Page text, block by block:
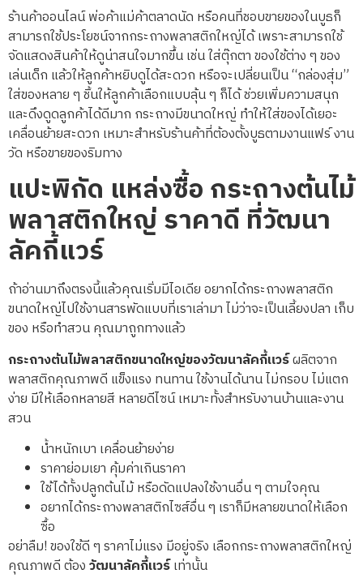
ร้านค้าออนไลน์ พ่อค้าแม่ค้าตลาดนัด หรือคนที่ชอบขายของในบูธก็
สามารถใช้ประโยชน์จากกระถางพลาสติกใหญ่ได้ เพราะสามารถใช้
จัดแสดงสินค้าให้ดูน่าสนใจมากขึ้น เช่น ใส่ตุ๊กตา ของใช้ต่าง ๆ ของ
เล่นเด็ก แล้วให้ลูกค้าหยิบดูได้สะดวก หรือจะเปลี่ยนเป็น “กล่องสุ่ม”
ใส่ของหลาย ๆ ชิ้นให้ลูกค้าเลือกแบบลุ้น ๆ ก็ได้ ช่วยเพิ่มความสนุก
และดึงดูดลูกค้าได้ดีมาก กระถางมีขนาดใหญ่ ทำให้ใส่ของได้เยอะ
เคลื่อนย้ายสะดวก เหมาะสำหรับร้านค้าที่ต้องตั้งบูธตามงานแฟร์ งาน
วัด หรือขายของริมทาง
แปะพิกัด แหล่งซื้อกระถางต้นไม้
พลาสติกใหญ่ราคาดี ที่วัฒนา
ลัคกี้แวร์
ถ้าอ่านมาถึงตรงนี้แล้วคุณเริ่มมีไอเดีย อยากได้กระถางพลาสติก
ขนาดใหญ่ไปใช้งานสารพัดแบบที่เราเล่ามา ไม่ว่าจะเป็นเลี้ยงปลา เก็บ
ของ หรือทำสวน คุณมาถูกทางแล้ว
กระถางต้นไม้พลาสติกขนาดใหญ่ของวัฒนาลัคกี้แวร์ผลิตจาก
พลาสติกคุณภาพดี แข็งแรง ทนทาน ใช้งานได้นาน ไม่กรอบ ไม่แตก
ง่าย มีให้เลือกหลายสี หลายดีไซน์ เหมาะทั้งสำหรับงานบ้านและงาน
สวน
น้ำหนักเบา เคลื่อนย้ายง่าย
ราคาย่อมเยา คุ้มค่าเกินราคา
ใช้ได้ทั้งปลูกต้นไม้ หรือดัดแปลงใช้งานอื่น ๆ ตามใจคุณ
อยากได้กระถางพลาสติกไซส์อื่น ๆ เราก็มีหลายขนาดให้เลือก
ซื้อ
อย่าลืม! ของใช้ดี ๆ ราคาไม่แรง มีอยู่จริง เลือกกระถางพลาสติกใหญ่
คุณภาพดี ต้องวัฒนาลัคกี้แวร์เท่านั้น